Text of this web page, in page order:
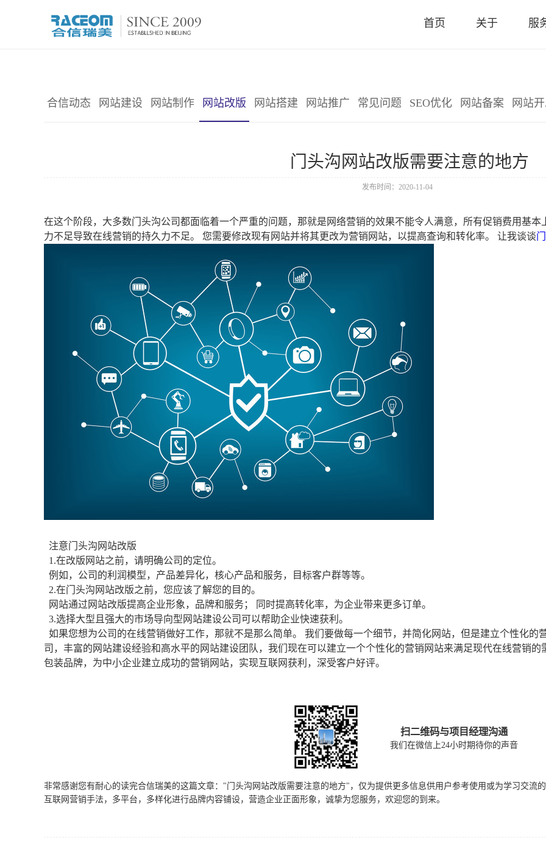
首页 关于 服
合信动态 网站建设 网站制作 网站改版 网站搭建 网站推广 常见问题 SEO优化 网站备案 网站
门头沟网站改版需要注意的地方
发布时间：2020-11-04
在这个阶段，大多数门头沟公司都面临着一个严重的问题，那就是网络营销的效果不能令人满意，所有促销费用基
力不足导致在线营销的持久力不足。 您需要修改现有网站并将其更改为营销网站，以提高查询和转化率。 让我谈谈
注意门头沟网站改版
1.在改版网站之前，请明确公司的定位。
例如，公司的利润模型，产品差异化，核心产品和服务，目标客户群等等。
2.在门头沟网站改版之前，您应该了解您的目的。
网站通过网站改版提高企业形象，品牌和服务； 同时提高转化率，为企业带来更多订单。
3.选择大型且强大的市场导向型网站建设公司可以帮助企业快速获利。
如果您想为公司的在线营销做好工作，那就不是那么简单。 我们要做每一个细节，并简化网站，但是建立个性化的
司，丰富的网站建设经验和高水平的网站建设团队，我们现在可以建立一个个性化的营销网站来满足现代在线营销
包装品牌，为中小企业建立成功的营销网站，实现互联网获利，深受客户好评。
扫二维码与项目经理沟通
我们在微信上24小时期待你的声音
非常感谢您有耐心的读完合信瑞美的这篇文章："门头沟网站改版需要注意的地方"，仅为提供更多信息供用户参考使用或为学习交流
互联网营销手法，多平台，多样化进行品牌内容铺设，营造企业正面形象，诚挚为您服务，欢迎您的到来。